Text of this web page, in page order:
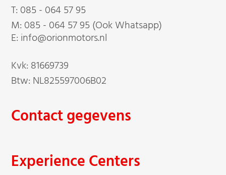
T: 085 - 064 57 95
M: 085 - 064 57 95 (Ook Whatsapp)
E: info@orionmotors.nl
Kvk: 81669739
Btw: NL825597006B02
Contact gegevens
Experience Centers